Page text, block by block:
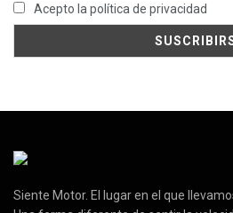
Acepto la política de privacidad
Siente Motor. El lugar en el que